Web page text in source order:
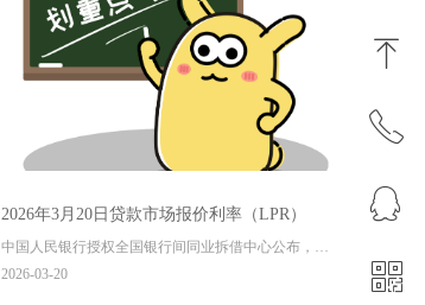
2026年3月20日贷款市场报价利率（LPR）
中国人民银行授权全国银行间同业拆借中心公布，
2026年3月20日贷款市场报价利率（LPR）为：1年期
2026-03-20
ꁸ
回到顶部
ꂅ
400-0851-186
ꁗ
QQ客服
ꀥ